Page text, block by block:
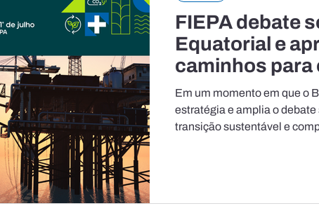
FIEPA debate
Equatorial e
caminhos para
acessarem
óleo, gás e
Em um momento em que o
estratégia e amplia o
transição sustentável e